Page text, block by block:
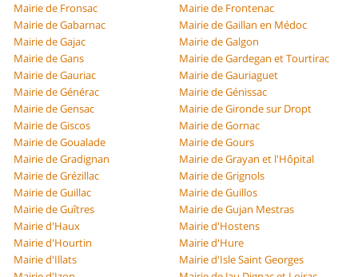
Mairie de Fronsac
Mairie de Frontenac
Mairie de Gabarnac
Mairie de Gaillan en Médoc
Mairie de Gajac
Mairie de Galgon
Mairie de Gans
Mairie de Gardegan et Tourtirac
Mairie de Gauriac
Mairie de Gauriaguet
Mairie de Générac
Mairie de Génissac
Mairie de Gensac
Mairie de Gironde sur Dropt
Mairie de Giscos
Mairie de Gornac
Mairie de Goualade
Mairie de Gours
Mairie de Gradignan
Mairie de Grayan et l'Hôpital
Mairie de Grézillac
Mairie de Grignols
Mairie de Guillac
Mairie de Guillos
Mairie de Guîtres
Mairie de Gujan Mestras
Mairie d'Haux
Mairie d'Hostens
Mairie d'Hourtin
Mairie d'Hure
Mairie d'Illats
Mairie d'Isle Saint Georges